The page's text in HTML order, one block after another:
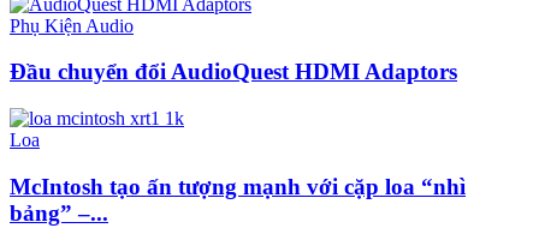
Phụ Kiện Audio
Đầu chuyển đổi AudioQuest HDMI Adaptors
Loa
McIntosh tạo ấn tượng mạnh với cặp loa “nhì
bảng” –...